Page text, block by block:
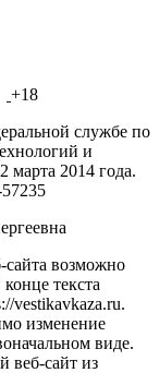
+18
службе по
и
марта 2014 года.
возможно
текста
vestikavkaza.ru.
изменение
виде.
веб-сайт из